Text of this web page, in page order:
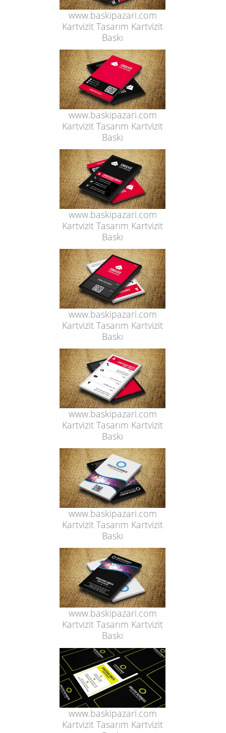
www.baskipazari.com
Kartvizit Tasarım Kartvizit
Baskı
www.baskipazari.com
Kartvizit Tasarım Kartvizit
Baskı
www.baskipazari.com
Kartvizit Tasarım Kartvizit
Baskı
www.baskipazari.com
Kartvizit Tasarım Kartvizit
Baskı
www.baskipazari.com
Kartvizit Tasarım Kartvizit
Baskı
www.baskipazari.com
Kartvizit Tasarım Kartvizit
Baskı
www.baskipazari.com
Kartvizit Tasarım Kartvizit
Baskı
www.baskipazari.com
Kartvizit Tasarım Kartvizit